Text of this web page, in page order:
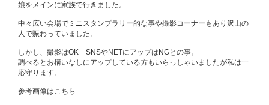
娘をメインに家族で行きました。
中々広い会場でミニスタンプラリー的な事や撮影コーナーもあり沢山の
人で賑わっていました。
しかし、撮影はOK SNSやNETにアップはNGとの事。
調べるとお構いなしにアップしている方もいらっしゃいましたが私は一
応守ります。
参考画像はこちら